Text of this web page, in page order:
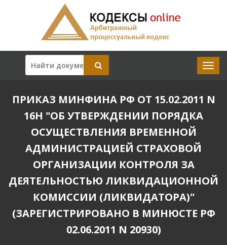
ПРИКАЗ МИНФИНА РФ ОТ 15.02.2011 N
16Н "ОБ УТВЕРЖДЕНИИ ПОРЯДКА
ОСУЩЕСТВЛЕНИЯ ВРЕМЕННОЙ
АДМИНИСТРАЦИЕЙ СТРАХОВОЙ
ОРГАНИЗАЦИИ КОНТРОЛЯ ЗА
ДЕЯТЕЛЬНОСТЬЮ ЛИКВИДАЦИОННОЙ
КОМИССИИ (ЛИКВИДАТОРА)"
(ЗАРЕГИСТРИРОВАНО В МИНЮСТЕ РФ
02.06.2011 N 20930)